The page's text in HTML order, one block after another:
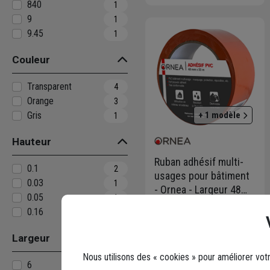
840 1
9 1
9.45 1
Couleur
Transparent 4
Orange 3
Gris 1
Hauteur
0.1 2
0.03 1
0.05 1
0.16
Largeur
6
+ 1 modèle
Ruban adhésif multi-
usages pour bâtiment
- Ornea - Largeur 48
Nous utilisons des « cookies » pour améliorer